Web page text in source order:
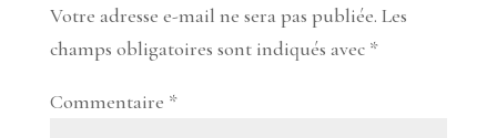
Votre adresse e-mail ne sera pas publiée. Les
champs obligatoires sont indiqués avec *
Commentaire *